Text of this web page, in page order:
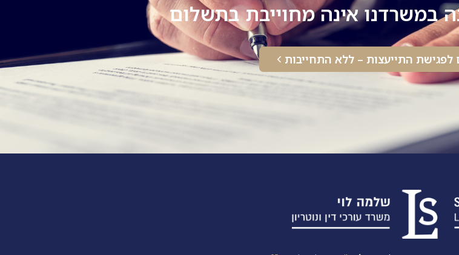
במשרדנו אינה מחוייבת בתשלום
לפגישת התייעצות – ללא התחייבות